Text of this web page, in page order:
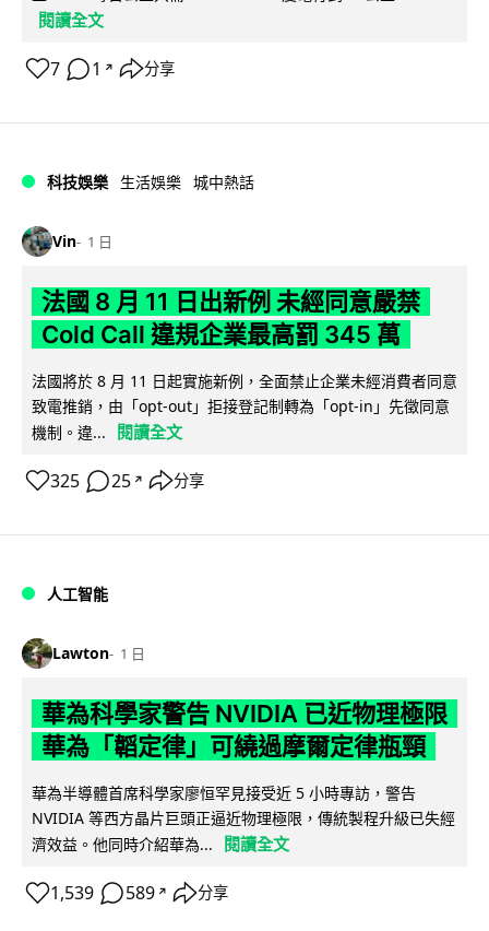
閱讀全文
7 1 ↗ 分享
科技娛樂 生活娛樂 城中熱話
Vin 1 日
法國 8 月 11 日出新例 未經同意嚴禁
Cold Call 違規企業最高罰 345 萬
法國將於 8 月 11 日起實施新例，全面禁止企業未經消費者同意
致電推銷，由「opt-out」拒接登記制轉為「opt-in」先徵同意
機制。違...
閱讀全文
325 25 ↗ 分享
人工智能
Lawton 1 日
華為科學家警告 NVIDIA 已近物理極限
華為「韜定律」可繞過摩爾定律瓶頸
華為半導體首席科學家廖恒罕見接受近 5 小時專訪，警告
NVIDIA 等西方晶片巨頭正逼近物理極限，傳統製程升級已失經
濟效益。他同時介紹華為...
閱讀全文
1,539 589 ↗ 分享